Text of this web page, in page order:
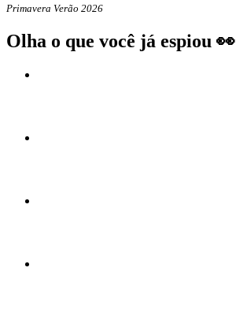
Primavera Verão 2026
Olha o que você já espiou 👀